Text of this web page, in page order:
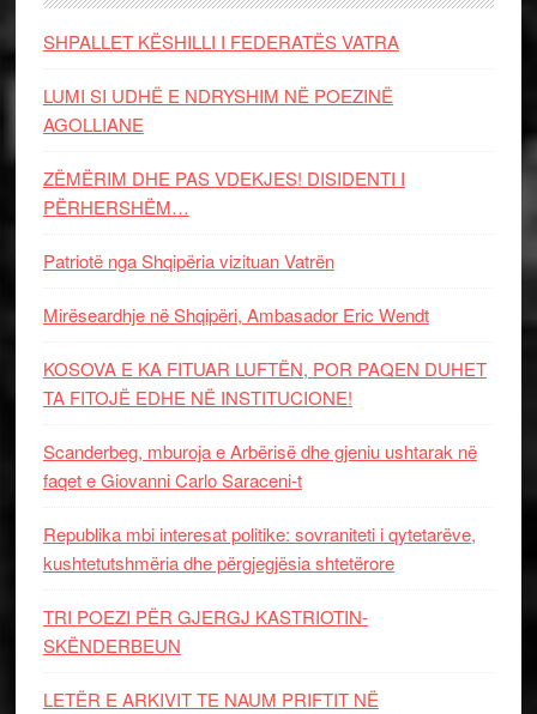
SHPALLET KËSHILLI I FEDERATËS VATRA
LUMI SI UDHË E NDRYSHIM NË POEZINË
AGOLLIANE
ZËMËRIM DHE PAS VDEKJES! DISIDENTI I
PËRHERSHËM…
Patriotë nga Shqipëria vizituan Vatrën
Mirëseardhje në Shqipëri, Ambasador Eric Wendt
KOSOVA E KA FITUAR LUFTËN, POR PAQEN DUHET
TA FITOJË EDHE NË INSTITUCIONE!
Scanderbeg, mburoja e Arbërisë dhe gjeniu ushtarak në
faqet e Giovanni Carlo Saraceni-t
Republika mbi interesat politike: sovraniteti i qytetarëve,
kushtetutshmëria dhe përgjegjësia shtetërore
TRI POEZI PËR GJERGJ KASTRIOTIN-
SKËNDERBEUN
LETËR E ARKIVIT TE NAUM PRIFTIT NË